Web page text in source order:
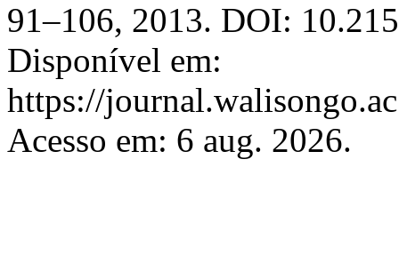
91–106, 2013. DOI:
Disponível em:
https://
Acesso em: 6 aug. 2026.